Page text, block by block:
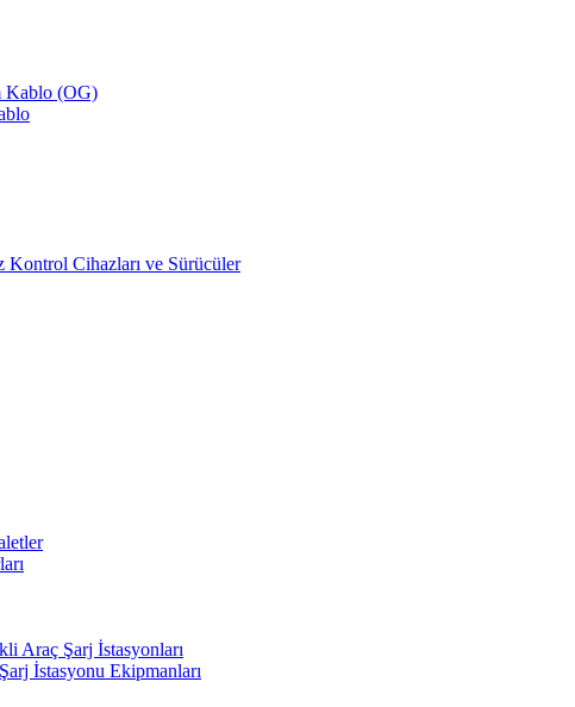
Kablo (OG)
Kontrol Cihazları ve Sürücüler
Araç Şarj İstasyonları
İstasyonu Ekipmanları